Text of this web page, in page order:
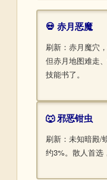
💀 赤月恶魔
刷新：赤月魔穴
但赤月地图难走
技能书了。
🐺 邪恶钳虫
刷新：未知暗殿/
约3%。散人首选